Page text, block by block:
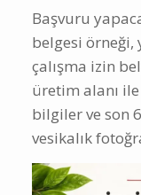
Başvuru
belgesi örneği,
çalışma izin
üretim alanı
bilgiler ve son
vesikalık